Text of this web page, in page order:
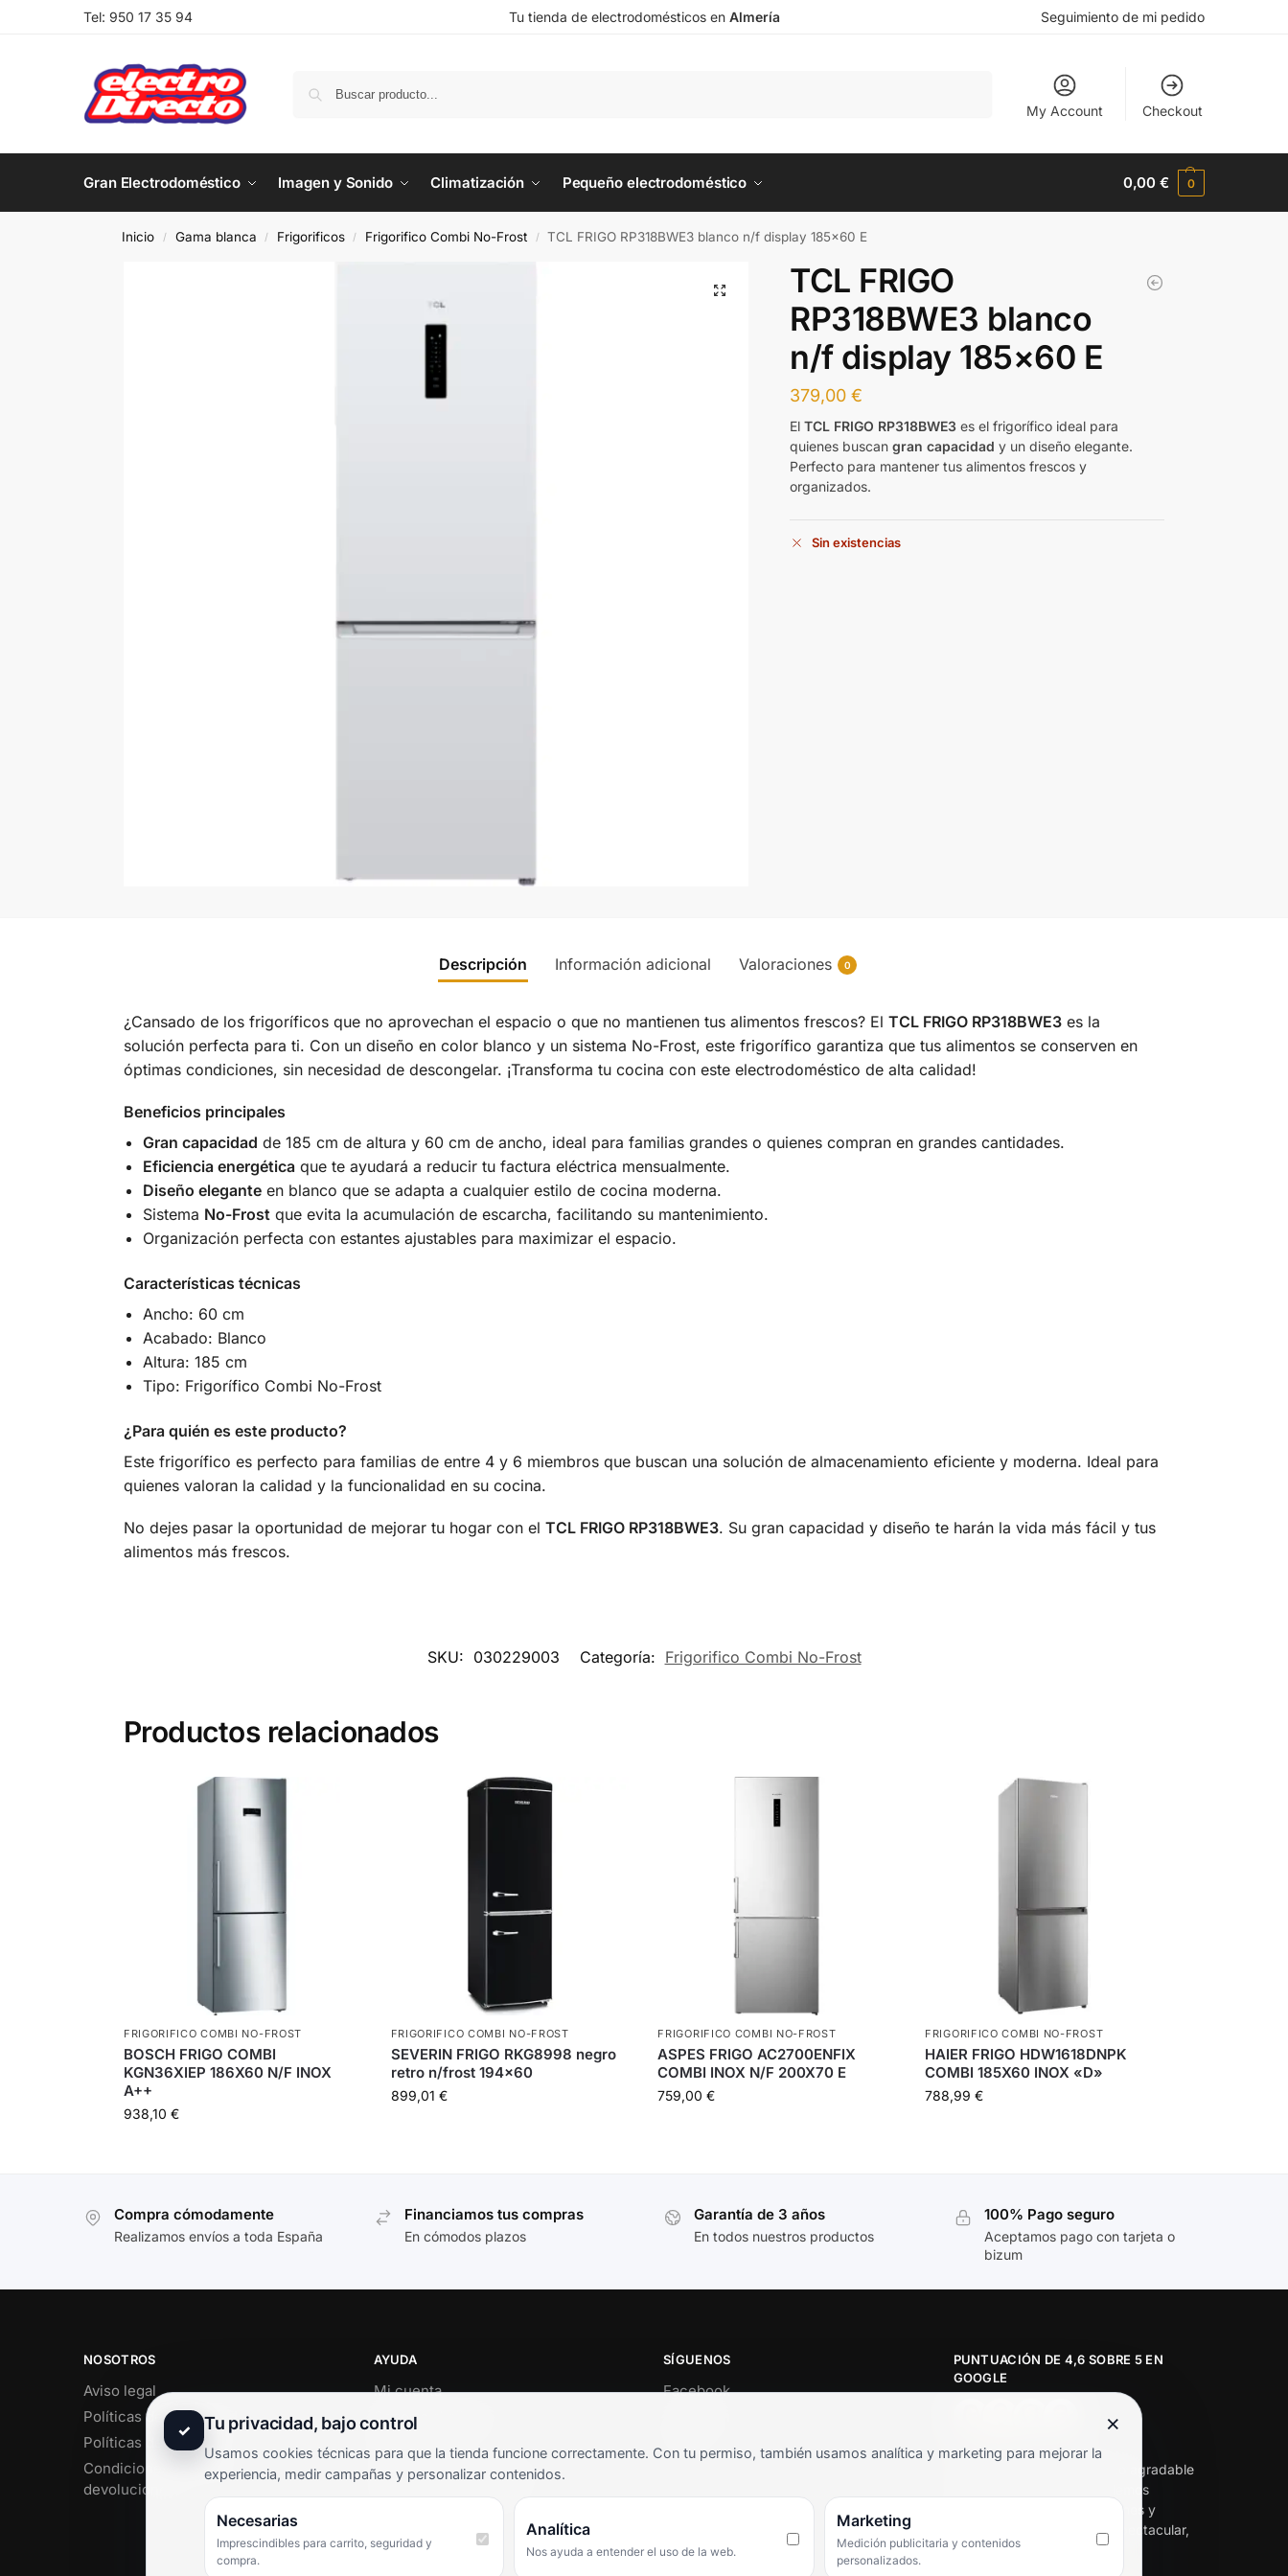
Tel: 950 17 35 94 Tu tienda de electrodomésticos en Almería Seguimiento de mi pedido
My Account Checkout
Gran Electrodoméstico Imagen y Sonido Climatización Pequeño electrodoméstico 0,00€ 0
Inicio / Gama blanca / Frigorificos / Frigorifico Combi No-Frost / TCL FRIGO RP318BWE3 blanco n/f display 185×60 E
TCL FRIGO
RP318BWE3 blanco
n/f display 185×60 E
379,00€
ElTCL FRIGO RP318BWE3 es el frigorífico ideal para
quienes buscangran capacidad y un diseño elegante.
Perfecto para mantener tus alimentos frescos y
organizados.
Sin existencias
Descripción Información adicional Valoraciones 0
¿Cansado de los frigoríficos que no aprovechan el espacio o que no mantienen tus alimentos frescos? El TCL FRIGO RP318BWE3es la
solución perfecta para ti. Con un diseño en color blanco y un sistema No-Frost, este frigorífico garantiza que tus alimentos se conserven en
óptimas condiciones, sin necesidad de descongelar. ¡Transforma tu cocina con este electrodoméstico de alta calidad!
Beneficios principales
Gran capacidad de 185 cm de altura y 60 cm de ancho, ideal para familias grandes o quienes compran en grandes cantidades.
Eficiencia energéticaque te ayudará a reducir tu factura eléctrica mensualmente.
Diseño eleganteen blanco que se adapta a cualquier estilo de cocina moderna.
Sistema No-Frostque evita la acumulación de escarcha, facilitando su mantenimiento.
Organización perfecta con estantes ajustables para maximizar el espacio.
Características técnicas
Ancho: 60 cm
Acabado: Blanco
Altura: 185 cm
Tipo: Frigorífico Combi No-Frost
¿Para quién es este producto?
Este frigorífico es perfecto para familias de entre 4 y 6 miembros que buscan una solución de almacenamiento eficiente y moderna. Ideal para
quienes valoran la calidad y la funcionalidad en su cocina.
No dejes pasar la oportunidad de mejorar tu hogar con el TCL FRIGO RP318BWE3. Su gran capacidad y diseño te harán la vida más fácil y tus
alimentos más frescos.
SKU: 030229003 Categoría: Frigorifico Combi No-Frost
Productos relacionados
FRIGORIFICO COMBI NO-FROST
BOSCH FRIGO COMBI
KGN36XIEP 186X60 N/F INOX
A++
938,10 €
FRIGORIFICO COMBI NO-FROST
SEVERIN FRIGO RKG8998 negro
retro n/frost 194×60
899,01 €
FRIGORIFICO COMBI NO-FROST
ASPES FRIGO AC2700ENFIX
COMBI INOX N/F 200X70 E
759,00€
FRIGORIFICO COMBI NO-FROST
HAIER FRIGO HDW1618DNPK
COMBI 185X60 INOX «D»
788,99€
Compra cómodamente
Realizamos envíos a toda España
Financiamos tus compras
En cómodos plazos
Garantía de 3 años
En todos nuestros productos
100% Pago seguro
Aceptamos pago con tarjeta o
bizum
NOSOTROS
Aviso legal
Políticas de privacidad
Políticas de cookies
Condiciones de envío y
devoluciones
AYUDA
Mi cuenta
Soporte al cliente
Términos y condiciones
Preguntas frecuentes
SÍGUENOS
Facebook
PUNTUACIÓN DE 4,6 SOBRE 5 EN
GOOGLE
★★★★★
«Servicio de calidad y trato agradable
con precios excelentes. Hemos
comprado en varias ocasiones y
siempre dan respuesta. Espectacular,
servicio de 10.»
✓ Tu privacidad, bajo control ×
Usamos cookies técnicas para que la tienda funcione correctamente. Con tu permiso, también usamos analítica y marketing para mejorar la
experiencia, medir campañas y personalizar contenidos.
Necesarias
Imprescindibles para carrito, seguridad y
compra.
Analítica
Nos ayuda a entender el uso de la web.
Marketing
Medición publicitaria y contenidos
personalizados.